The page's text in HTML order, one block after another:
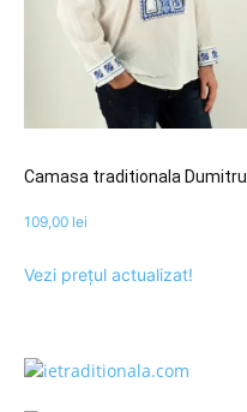
Camasa traditionala Dumitru
109,00 lei
Vezi prețul actualizat!